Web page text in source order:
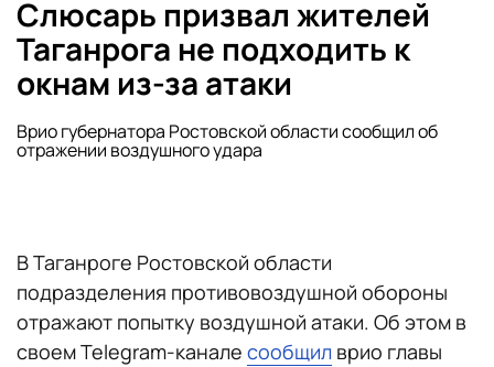
Слюсарь призвал жителей
Таганрога не подходить к
окнам из-за атаки
Врио губернатора Ростовской области сообщил об
отражении воздушного удара
В Таганроге Ростовской области
подразделения противовоздушной обороны
отражают попытку воздушной атаки. Об этом в
своем Telegram-канале сообщил врио главы